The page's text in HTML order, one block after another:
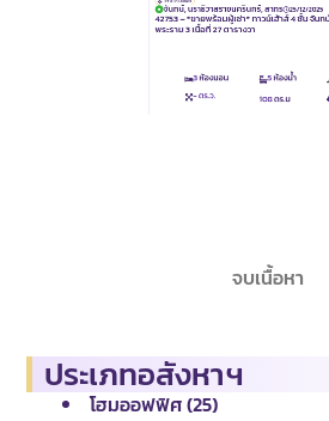
ประเภทอสังหาฯ
โฮมออฟฟิศ (25)
จันทน์, นราธิวาสราชนครินทร์, สาทร
42753 – *ขายพร้อมผู้เช่า* ทาวน์เฮ้าส์ 4
จบเนื้อหา